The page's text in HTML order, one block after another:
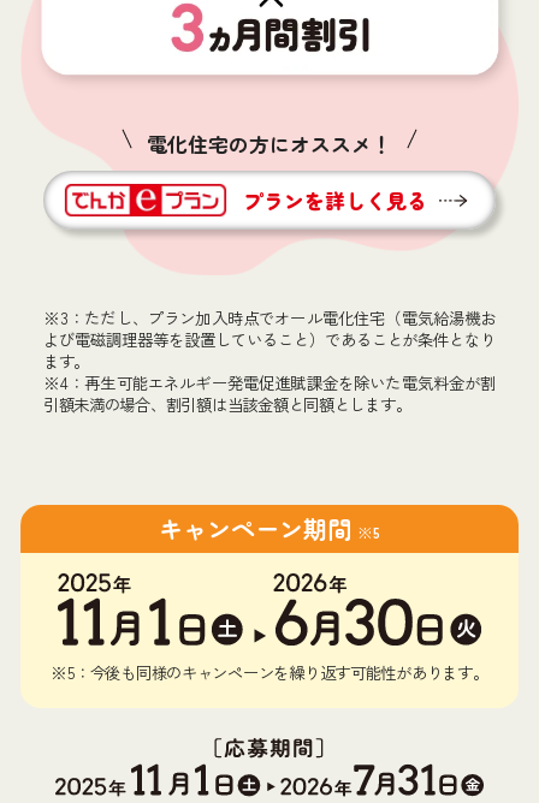
電化住宅の方にオススメ！
プランを詳しく見る
※3：ただし、プラン加入時点でオール電化住宅（電気給湯機お
よび電磁調理器等を設置していること）であることが条件となり
ます。
※4：再生可能エネルギー発電促進賦課金を除いた電気料金が割
引額未満の場合、割引額は当該金額と同額とします。
キャンペーン期間 ※5
※5：今後も同様のキャンペーンを繰り返す可能性があります。